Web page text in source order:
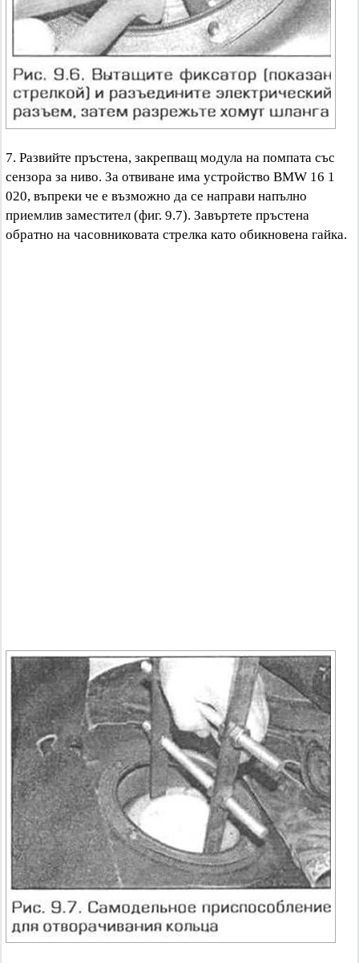
7. Развийте пръстена, закрепващ модула на помпата със
сензора за ниво. За отвиване има устройство BMW 16 1
020, въпреки че е възможно да се направи напълно
приемлив заместител (фиг. 9.7). Завъртете пръстена
обратно на часовниковата стрелка като обикновена гайка.